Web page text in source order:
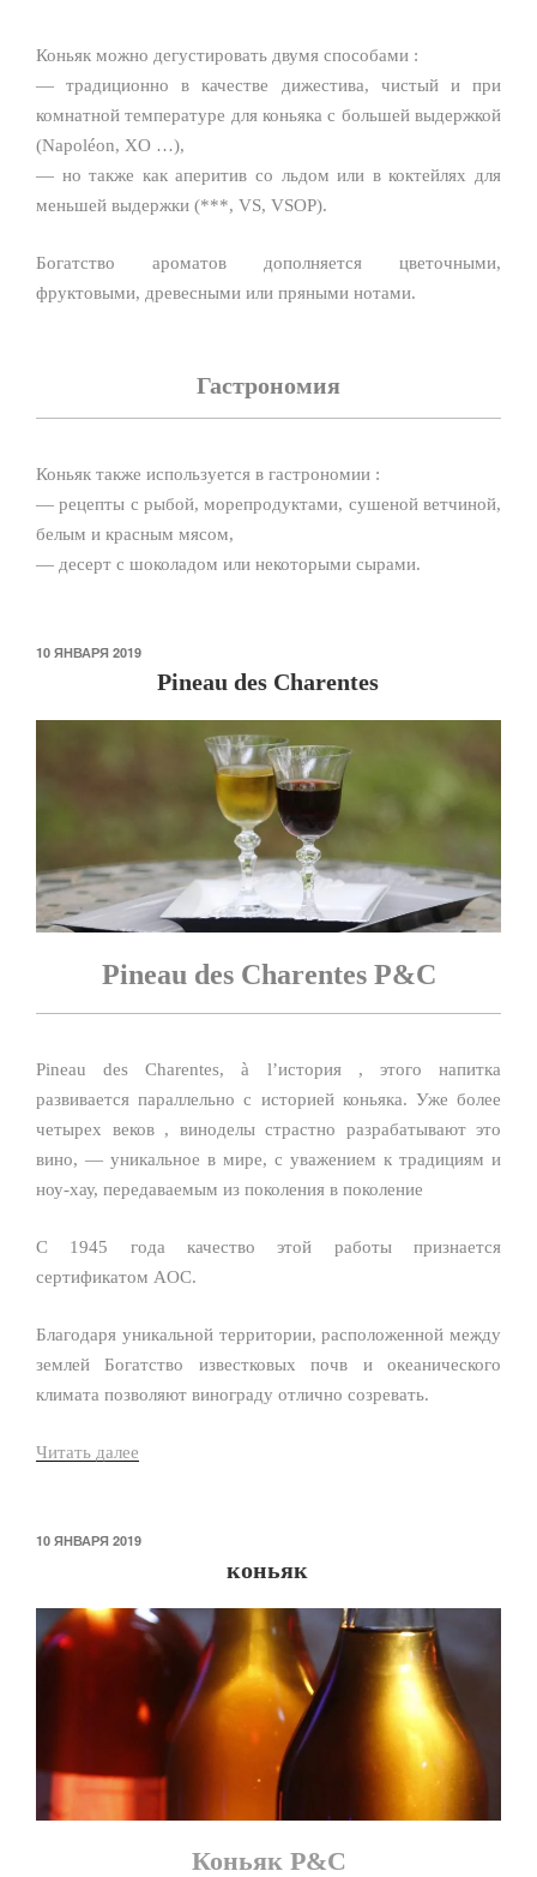
Коньяк можно дегустировать двумя способами :
— традиционно в качестве дижестива, чистый и при
комнатной температуре для коньяка с большей выдержкой
(Napoléon, XO …),
— но также как аперитив со льдом или в коктейлях для
меньшей выдержки (***, VS, VSOP).
Богатство ароматов дополняется цветочными,
фруктовыми, древесными или пряными нотами.
Гастрономия
Коньяк также используется в гастрономии :
— рецепты с рыбой, морепродуктами, сушеной ветчиной,
белым и красным мясом,
— десерт с шоколадом или некоторыми сырами.
ОПУБЛИКОВАНО
10 ЯНВАРЯ 2019
Pineau des Charentes
Pineau des Charentes P&C
Pineau des Charentes, à l’история , этого напитка
развивается параллельно с историей коньяка. Уже более
четырех веков , виноделы страстно разрабатывают это
вино, — уникальное в мире, с уважением к традициям и
ноу-хау, передаваемым из поколения в поколение
С 1945 года качество этой работы признается
сертификатом AOC.
Благодаря уникальной территории, расположенной между
землей Богатство известковых почв и океанического
климата позволяют винограду отлично созревать.
Читать далее
ОПУБЛИКОВАНО
10 ЯНВАРЯ 2019
коньяк
Коньяк P&C